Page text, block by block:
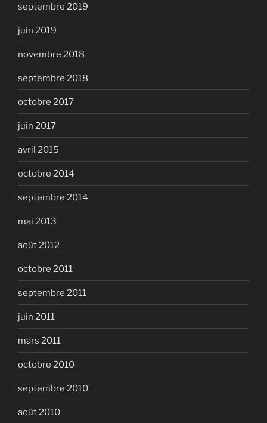
septembre 2019
juin 2019
novembre 2018
septembre 2018
octobre 2017
juin 2017
avril 2015
octobre 2014
septembre 2014
mai 2013
août 2012
octobre 2011
septembre 2011
juin 2011
mars 2011
octobre 2010
septembre 2010
août 2010